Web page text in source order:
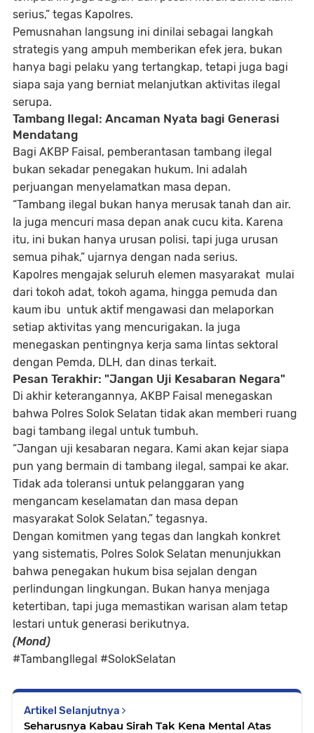
serius,” tegas Kapolres.
Pemusnahan langsung ini dinilai sebagai langkah
strategis yang ampuh memberikan efek jera, bukan
hanya bagi pelaku yang tertangkap, tetapi juga bagi
siapa saja yang berniat melanjutkan aktivitas ilegal
serupa.
Tambang Ilegal: Ancaman Nyata bagi Generasi
Mendatang
Bagi AKBP Faisal, pemberantasan tambang ilegal
bukan sekadar penegakan hukum. Ini adalah
perjuangan menyelamatkan masa depan.
“Tambang ilegal bukan hanya merusak tanah dan air.
Ia juga mencuri masa depan anak cucu kita. Karena
itu, ini bukan hanya urusan polisi, tapi juga urusan
semua pihak,” ujarnya dengan nada serius.
Kapolres mengajak seluruh elemen masyarakat mulai
dari tokoh adat, tokoh agama, hingga pemuda dan
kaum ibu untuk aktif mengawasi dan melaporkan
setiap aktivitas yang mencurigakan. Ia juga
menegaskan pentingnya kerja sama lintas sektoral
dengan Pemda, DLH, dan dinas terkait.
Pesan Terakhir: "Jangan Uji Kesabaran Negara"
Di akhir keterangannya, AKBP Faisal menegaskan
bahwa Polres Solok Selatan tidak akan memberi ruang
bagi tambang ilegal untuk tumbuh.
“Jangan uji kesabaran negara. Kami akan kejar siapa
pun yang bermain di tambang ilegal, sampai ke akar.
Tidak ada toleransi untuk pelanggaran yang
mengancam keselamatan dan masa depan
masyarakat Solok Selatan,” tegasnya.
Dengan komitmen yang tegas dan langkah konkret
yang sistematis, Polres Solok Selatan menunjukkan
bahwa penegakan hukum bisa sejalan dengan
perlindungan lingkungan. Bukan hanya menjaga
ketertiban, tapi juga memastikan warisan alam tetap
lestari untuk generasi berikutnya.
(Mond)
#TambangIlegal #SolokSelatan
Artikel Selanjutnya
Seharusnya Kabau Sirah Tak Kena Mental Atas